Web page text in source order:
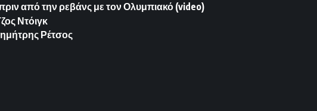
από την ρεβάνς με τον Ολυμπιακό (video)
Ντόιγκ
Ρέτσος